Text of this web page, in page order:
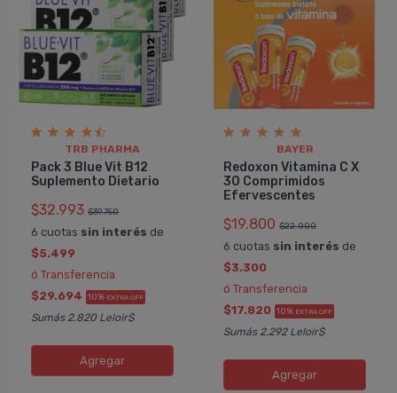
TRB PHARMA
Pack 3 Blue Vit B12
Suplemento Dietario
$32.993 $39.750
6 cuotas sin interés de
$5.499
ó Transferencia
$29.694 10% EXTRA OFF
Sumás 2.820 Leloir$
Agregar
BAYER
Redoxon Vitamina C X
30 Comprimidos
Efervescentes
$19.800 $22.000
6 cuotas sin interés de
$3.300
ó Transferencia
$17.820 10% EXTRA OFF
Sumás 2.292 Leloir$
Agregar